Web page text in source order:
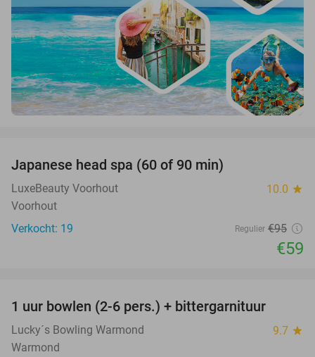
Japanese head spa (60 of 90 min)
LuxeBeauty Voorhout 10.0 star
Voorhout
Verkocht: 19
Regulier €95
€59
1 uur bowlen (2-6 pers.) + bittergarnituur
Lucky´s Bowling Warmond 9.7 star
Warmond